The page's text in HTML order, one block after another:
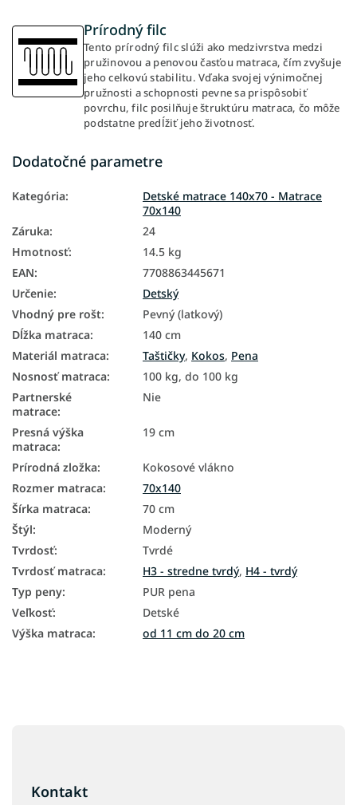
Prírodný filc
Tento prírodný filc slúži ako medzivrstva medzi
pružinovou a penovou časťou matraca, čím zvyšuje
jeho celkovú stabilitu. Vďaka svojej výnimočnej
pružnosti a schopnosti pevne sa prispôsobiť
povrchu, filc posilňuje štruktúru matraca, čo môže
podstatne predĺžiť jeho životnosť.
Dodatočné parametre
Kategória:
Detské matrace 140x70 - Matrace
70x140
Záruka:
24
Hmotnosť:
14.5 kg
EAN:
7708863445671
Určenie:
Detský
Vhodný pre rošt:
Pevný (latkový)
Dĺžka matraca:
140 cm
Materiál matraca: Taštičky, Kokos, Pena
Nosnosť matraca:
100 kg, do 100 kg
Partnerské
matrace:
Nie
Presná výška
matraca:
19 cm
Prírodná zložka:
Kokosové vlákno
Rozmer matraca:
70x140
Šírka matraca:
70 cm
Štýl:
Moderný
Tvrdosť:
Tvrdé
Tvrdosť matraca: H3 - stredne tvrdý, H4 - tvrdý
Typ peny:
PUR pena
Veľkosť:
Detské
Výška matraca: od 11 cm do 20 cm
Kontakt